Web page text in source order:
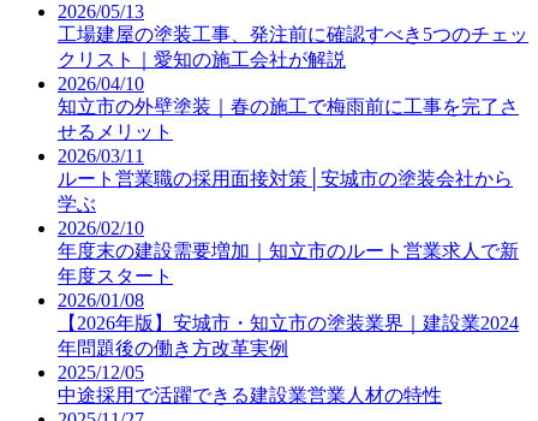
2026/05/13
工場建屋の塗装工事、発注前に確認すべき5つのチェッ
クリスト｜愛知の施工会社が解説
2026/04/10
知立市の外壁塗装｜春の施工で梅雨前に工事を完了さ
せるメリット
2026/03/11
ルート営業職の採用面接対策│安城市の塗装会社から
学ぶ
2026/02/10
年度末の建設需要増加｜知立市のルート営業求人で新
年度スタート
2026/01/08
【2026年版】安城市・知立市の塗装業界｜建設業2024
年問題後の働き方改革実例
2025/12/05
中途採用で活躍できる建設業営業人材の特性